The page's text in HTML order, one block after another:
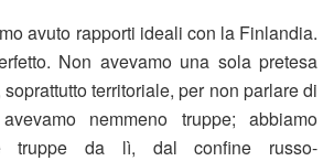
avuto rapporti ideali con la Finlandia.
Non avevamo una sola pretesa
soprattutto territoriale, per non parlare di
nemmeno truppe; abbiamo
truppe da lì, dal confine russo-